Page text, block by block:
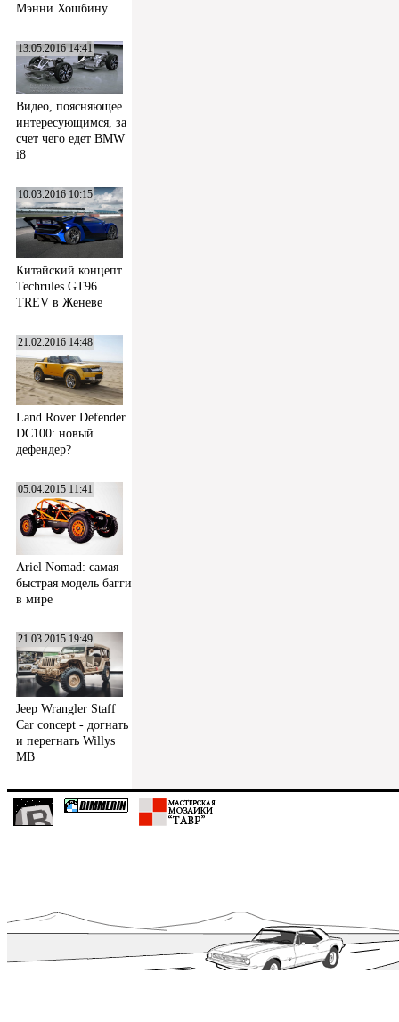
Мэнни Хошбину
13.05.2016 14:41
Видео, поясняющее
интересующимся, за
счет чего едет BMW
i8
10.03.2016 10:15
Китайский концепт
Techrules GT96
TREV в Женеве
21.02.2016 14:48
Land Rover Defender
DC100: новый
дефендер?
05.04.2015 11:41
Ariel Nomad: самая
быстрая модель багги
в мире
21.03.2015 19:49
Jeep Wrangler Staff
Car concept - догнать
и перегнать Willys
MB